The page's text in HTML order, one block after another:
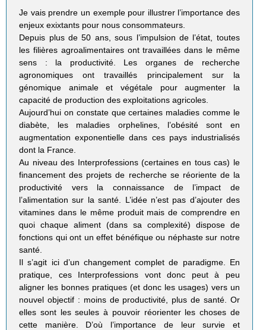
Je vais prendre un exemple pour illustrer l’importance des
enjeux exixtants pour nous consommateurs.
Depuis plus de 50 ans, sous l’impulsion de l’état, toutes
les filières agroalimentaires ont travaillées dans le même
sens : la productivité. Les organes de recherche
agronomiques ont travaillés principalement sur la
génomique animale et végétale pour augmenter la
capacité de production des exploitations agricoles.
Aujourd’hui on constate que certaines maladies comme le
diabète, les maladies orphelines, l’obésité sont en
augmentation exponentielle dans ces pays industrialisés
dont la France.
Au niveau des Interprofessions (certaines en tous cas) le
financement des projets de recherche se réoriente de la
productivité vers la connaissance de l’impact de
l’alimentation sur la santé. L’idée n’est pas d’ajouter des
vitamines dans le même produit mais de comprendre en
quoi chaque aliment (dans sa complexité) dispose de
fonctions qui ont un effet bénéfique ou néphaste sur notre
santé.
Il s’agit ici d’un changement complet de paradigme. En
pratique, ces Interprofessions vont donc peut à peu
aligner les bonnes pratiques (et donc les usages) vers un
nouvel objectif : moins de productivité, plus de santé. Or
elles sont les seules à pouvoir réorienter les choses de
cette manière. D’où l’importance de leur survie et